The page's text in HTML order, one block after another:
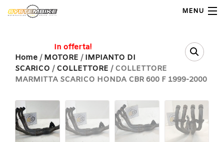
MENU
Home
Shop Ricambi
Note Generali
Home / MOTORE / IMPIANTO DI
SCARICO / COLLETTORE / COLLETTORE
MARMITTA SCARICO HONDA CBR 600 F 1999-2000
In offerta!